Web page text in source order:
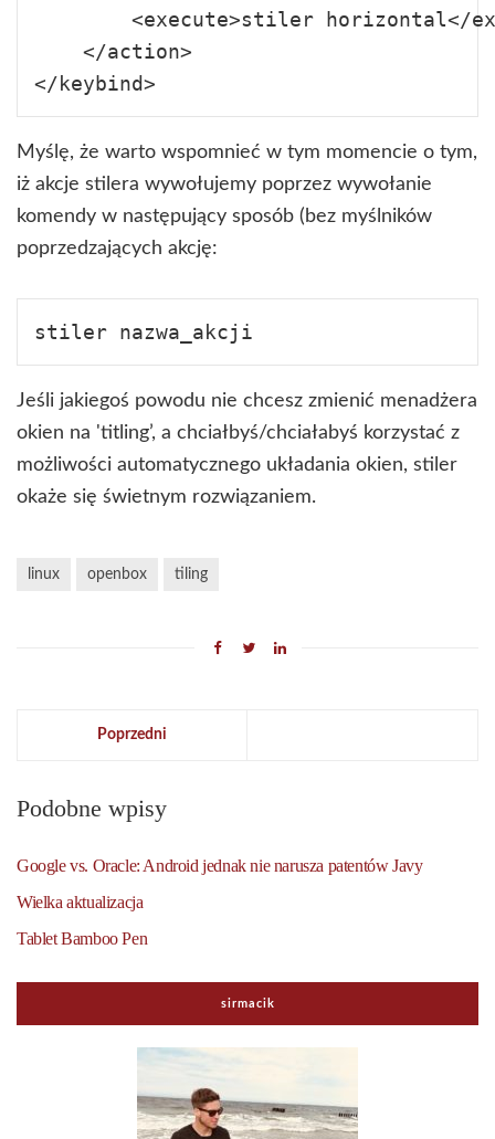
<execute>stiler horizontal</
    </action>
Myślę, że warto wspomnieć w tym momencie o tym,
iż akcje stilera wywołujemy poprzez wywołanie
komendy w następujący sposób (bez myślników
poprzedzających akcję:
Jeśli jakiegoś powodu nie chcesz zmienić menadżera
okien na 'titling’, a chciałbyś/chciałabyś korzystać z
możliwości automatycznego układania okien, stiler
okaże się świetnym rozwiązaniem.
linux openbox tiling
Poprzedni
Podobne wpisy
Google vs. Oracle: Android jednak nie narusza patentów Javy
Wielka aktualizacja
Tablet Bamboo Pen
sirmacik